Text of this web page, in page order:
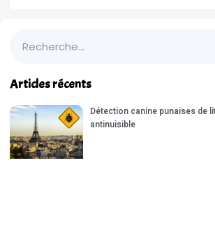
Articles récents
Détection canine punaises de
antinuisible